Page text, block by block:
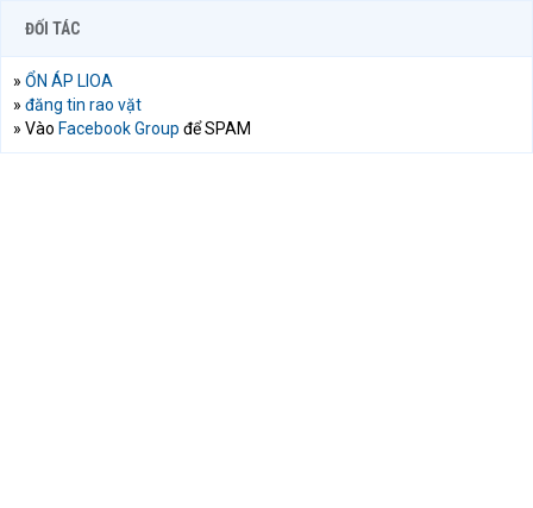
ĐỐI TÁC
» ỔN ÁP LIOA
» đăng tin rao vặt
» Vào Facebook Group để SPAM